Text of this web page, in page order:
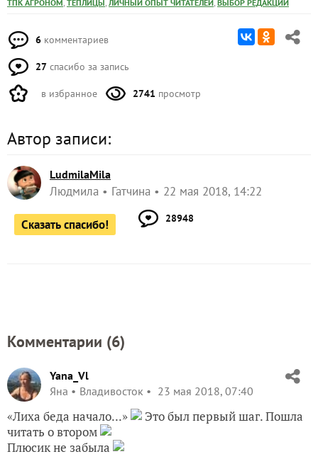
ТПК АГРОНОМ ТЕПЛИЦЫ ЛИЧНЫЙ ОПЫТ ЧИТАТЕЛЕЙ ВЫБОР РЕДАКЦИИ
6 комментариев
27 спасибо за запись
в избранное 2741 просмотр
Автор записи:
LudmilaMila
Людмила Гатчина 22 мая 2018, 14:22
Сказать спасибо! 28948
Комментарии (6)
Yana_Vl
Яна
Владивосток 23 мая 2018, 07:40
«Лиха беда начало...»
Это был первый шаг. Пошла
читать о втором
Плюсик не забыла